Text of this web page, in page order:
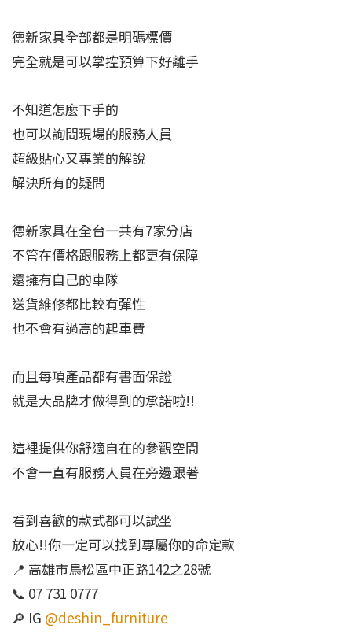
德新家具全部都是明碼標價
完全就是可以掌控預算下好離手
不知道怎麼下手的
也可以詢問現場的服務人員
超級貼心又專業的解說
解決所有的疑問
德新家具在全台一共有7家分店
不管在價格跟服務上都更有保障
還擁有自己的車隊
送貨維修都比較有彈性
也不會有過高的起車費
而且每項產品都有書面保證
就是大品牌才做得到的承諾啦!!
這裡提供你舒適自在的參觀空間
不會一直有服務人員在旁邊跟著
看到喜歡的款式都可以試坐
放心!!你一定可以找到專屬你的命定款
📍 高雄市鳥松區中正路142之28號
📞 07 731 0777
🔎 IG @deshin_furniture